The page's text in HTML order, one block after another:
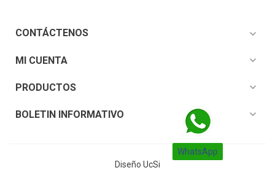
CONTÁCTENOS expand_more
MI CUENTA expand_more
PRODUCTOS expand_more
BOLETIN INFORMATIVO expand_more
WhatsApp
Diseño UcSi